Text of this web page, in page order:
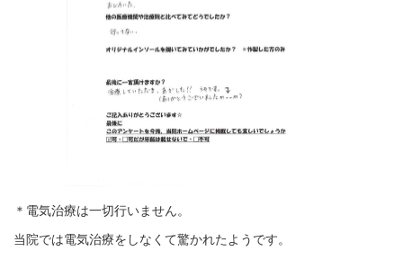
＊電気治療は一切行いません。
当院では電気治療をしなくて驚かれたようです。